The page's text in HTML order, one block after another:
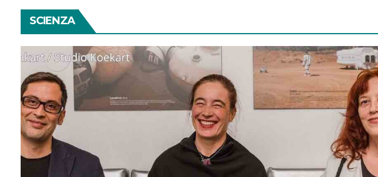
SCIENZA